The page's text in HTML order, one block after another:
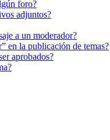
foro?
adjuntos?
a un moderador?
en la publicación de temas?
aprobados?